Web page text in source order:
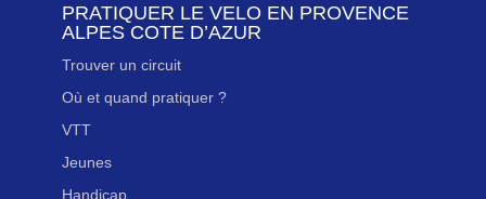
PRATIQUER LE VELO EN PROVENCE
ALPES COTE D’AZUR
Trouver un circuit
Où et quand pratiquer ?
VTT
Jeunes
Handicap